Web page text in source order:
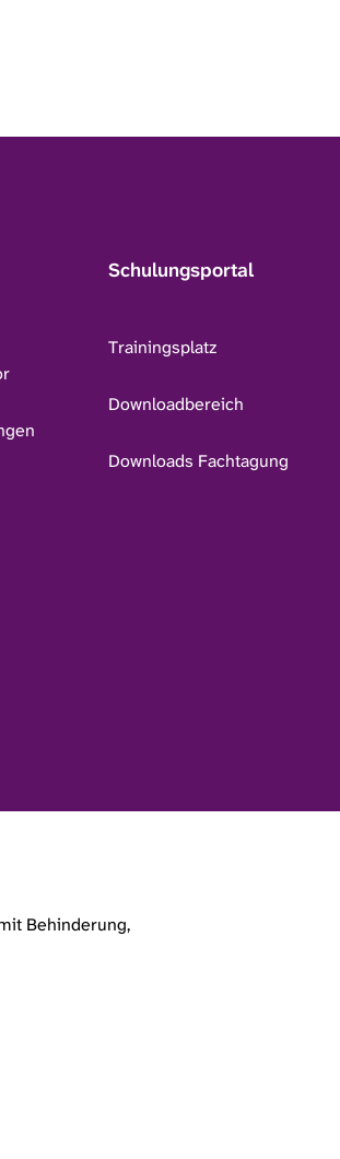
Schulungsportal
Trainingsplatz
Downloadbereich
Downloads Fachtagung
Behinderung,